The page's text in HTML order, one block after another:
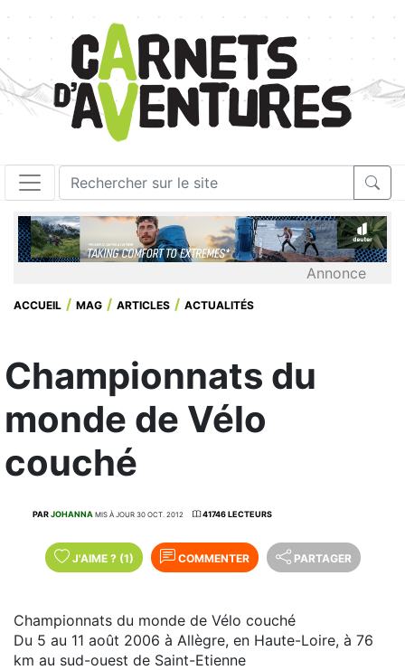
Annonce
ACCUEIL MAG ARTICLES ACTUALITÉS
Championnats du
monde de Vélo
couché
PARJOHANNA MIS À JOUR 30 OCT. 2012 41746 LECTEURS
J'AIME ? (1) COMMENTER PARTAGER
Championnats du monde de Vélo couché
Du 5 au 11 août 2006 à Allègre, en Haute-Loire, à 76
km au sud-ouest de Saint-Etienne